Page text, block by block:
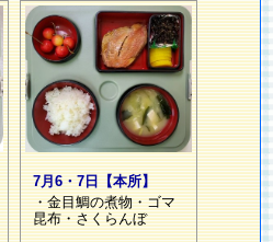
7月6・7日【本所】
・金目鯛の煮物・ゴマ
昆布・さくらんぼ